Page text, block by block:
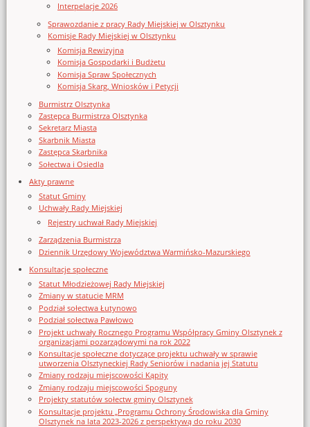
Interpelacje 2026
Sprawozdanie z pracy Rady Miejskiej w Olsztynku
Komisje Rady Miejskiej w Olsztynku
Komisja Rewizyjna
Komisja Gospodarki i Budżetu
Komisja Spraw Społecznych
Komisja Skarg, Wniosków i Petycji
Burmistrz Olsztynka
Zastępca Burmistrza Olsztynka
Sekretarz Miasta
Skarbnik Miasta
Zastępca Skarbnika
Sołectwa i Osiedla
Akty prawne
Statut Gminy
Uchwały Rady Miejskiej
Rejestry uchwał Rady Miejskiej
Zarządzenia Burmistrza
Dziennik Urzędowy Województwa Warmińsko-Mazurskiego
Konsultacje społeczne
Statut Młodzieżowej Rady Miejskiej
Zmiany w statucie MRM
Podział sołectwa Łutynowo
Podział sołectwa Pawłowo
Projekt uchwały Rocznego Programu Współpracy Gminy Olsztynek z
organizacjami pozarządowymi na rok 2022
Konsultacje społeczne dotyczące projektu uchwały w sprawie
utworzenia Olsztyneckiej Rady Seniorów i nadania jej Statutu
Zmiany rodzaju miejscowości Kąpity
Zmiany rodzaju miejscowości Spoguny
Projekty statutów sołectw gminy Olsztynek
Konsultacje projektu „Programu Ochrony Środowiska dla Gminy
Olsztynek na lata 2023-2026 z perspektywą do roku 2030